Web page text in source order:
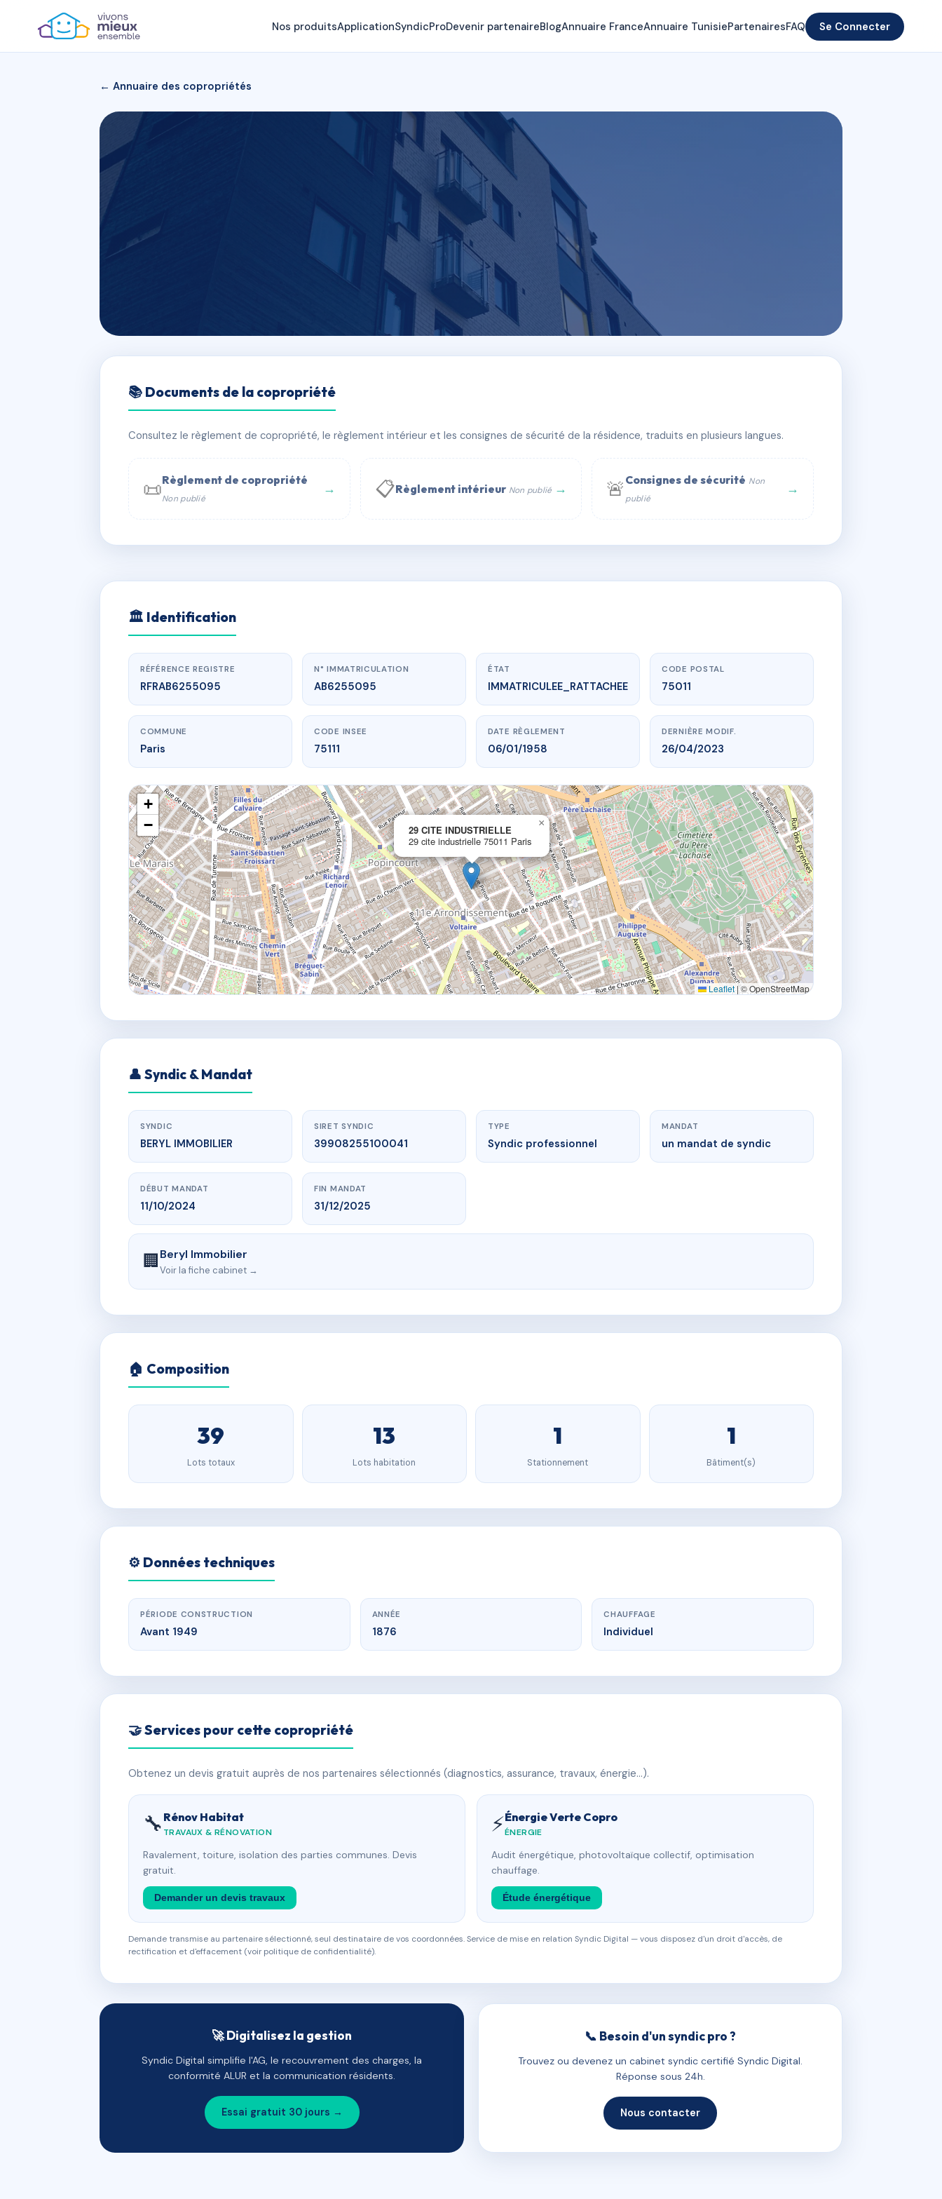
Nos produitsApplicationSyndicProDevenir partenaireBlogAnnuaire FranceAnnuaire TunisiePartenairesFAQ Se Connecter
← Annuaire des copropriétés
29 CITE INDUSTRIELLE
📍 29 cite industrielle 75011 Paris
📞 Contacter Syndic Digital 💬 WhatsApp
📚 Documents de la copropriété
Consultez le règlement de copropriété, le règlement intérieur et les consignes de sécurité de la résidence, traduits en plusieurs langues.
📜Règlement de copropriété
Non publié
→ 📋Règlement intérieur Non publié → 🚨 Consignes de sécurité Non
publié
→
AB6255095 🇫🇷
www.vme.plus/AB6255095
29 CITE INDUSTRIELLE
29 cite industrielle75011 Paris
🏛 Identification
RÉFÉRENCE REGISTRE
RFRAB6255095
N° IMMATRICULATION
AB6255095
ÉTAT
IMMATRICULEE_RATTACHEE
CODE POSTAL
75011
COMMUNE
Paris
CODE INSEE
75111
DATE RÈGLEMENT
06/01/1958
DERNIÈRE MODIF.
26/04/2023
29 CITE INDUSTRIELLE
29 cite industrielle 75011 Paris
×
+
−
Leaflet |© OpenStreetMap
👤 Syndic & Mandat
SYNDIC
BERYL IMMOBILIER
SIRET SYNDIC
39908255100041
TYPE
Syndic professionnel
MANDAT
un mandat de syndic
DÉBUT MANDAT
11/10/2024
FIN MANDAT
31/12/2025
🏢Beryl Immobilier
Voir la fiche cabinet →
🏠 Composition
39
Lots totaux
13
Lots habitation
1
Stationnement
1
Bâtiment(s)
⚙️ Données techniques
PÉRIODE CONSTRUCTION
Avant 1949
ANNÉE
1876
CHAUFFAGE
Individuel
🤝 Services pour cette copropriété
Obtenez un devis gratuit auprès de nos partenaires sélectionnés (diagnostics, assurance, travaux, énergie…).
🔧 Rénov Habitat
TRAVAUX & RÉNOVATION
Ravalement, toiture, isolation des parties communes. Devis
gratuit.
Demander un devis travaux
⚡Énergie Verte Copro
ÉNERGIE
Audit énergétique, photovoltaïque collectif, optimisation
chauffage.
Étude énergétique
Demande transmise au partenaire sélectionné, seul destinataire de vos coordonnées. Service de mise en relation Syndic Digital — vous disposez d'un droit d'accès, de
rectification et d'effacement (voir politique de confidentialité).
🚀 Digitalisez la gestion
Syndic Digital simplifie l'AG, le recouvrement des charges, la
conformité ALUR et la communication résidents.
Essai gratuit 30 jours →
📞 Besoin d'un syndic pro ?
Trouvez ou devenez un cabinet syndic certifié Syndic Digital.
Réponse sous 24h.
Nous contacter